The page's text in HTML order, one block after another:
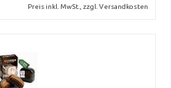
Preis inkl. MwSt., zzgl. Versandkosten